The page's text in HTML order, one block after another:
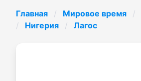
Главная Мировое время
Нигерия
Лагос